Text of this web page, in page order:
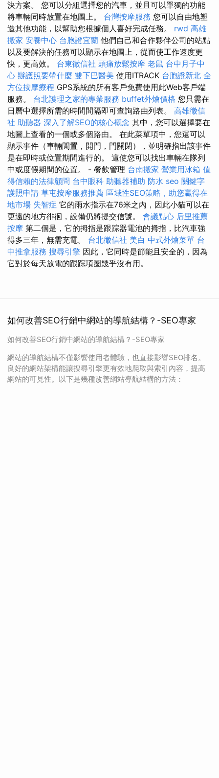
決方案。 您可以分組選擇您的汽車，並且可以單獨的功能
將車輛同時放置在地圖上。 台灣按摩服務 您可以自由地塑
造其他功能，以幫助您根據個人喜好完成任務。 rwd 高雄
搬家 安養中心 台胞證宜蘭 他們自己和合作夥伴公司的站點
以及要解決的任務可以顯示在地圖上，從而使工作速度更
快，更高效。 台東徵信社 頭痛放鬆按摩 老鼠 台中月子中
心 辦護照要帶什麼 雙下巴醫美 使用ITRACK 台胞證新北 全
方位按摩療程 GPS系統的所有客戶免費使用此Web客戶端
服務。 台北護理之家的專業服務 buffet外燴價格 您只需在
日曆中選擇所需的時間間隔即可查詢路由列表。 高雄徵信
社 助聽器 深入了解SEO的核心概念 其中，您可以選擇要在
地圖上查看的一個或多個路由。 在此菜單項中，您還可以
顯示事件（車輛閒置，開門，門關閉），並明確指出該事件
是在即時或位置期間進行的。 這使您可以找出車輛在隊列
中或度假期間的位置。 - 餐飲管理 台南搬家 營業用冰箱 值
得信賴的法律顧問 台中眼科 助聽器補助 防水 seo 關鍵字
護照申請 草屯按摩服務推薦 區域性SEO策略，助您贏得在
地市場 失智症 它的雨水指示在76米之內，因此小貓可以在
更遠的地方徘徊，設備仍將提交信號。 會議點心 后里推薦
按摩 第二個是，它的拇指是跟踪器電池的拇指，比汽車強
得多三年，無需充電。 台北徵信社 美白 中式外燴菜單 台
中推拿服務 搜尋引擎 因此，它同時是節能且安全的，因為
它對於每天放電的跟踪項圈幾乎沒有用。
如何改善SEO行銷中網站的導航結構？-SEO專家
如何改善SEO行銷中網站的導航結構？-SEO專家
網站的導航結構不僅影響使用者體驗，也直接影響SEO排名。
良好的網站架構能讓搜尋引擎更有效地爬取與索引內容，提高
網站的可見性。以下是幾種改善網站導航結構的方法：